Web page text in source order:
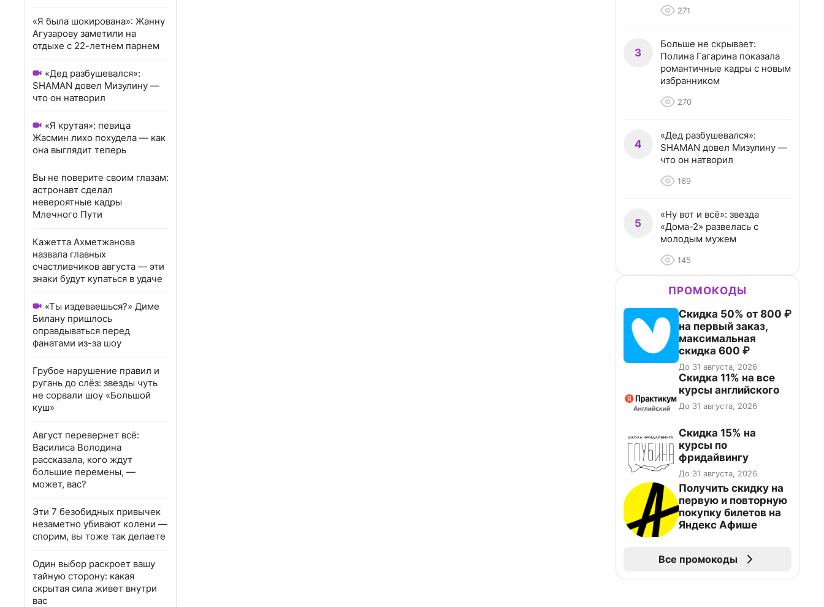
«Я была шокирована»: Жанну
Агузарову заметили на
отдыхе с 22-летнем парнем
«Дед разбушевался»:
SHAMAN довел Мизулину —
что он натворил
«Я крутая»: певица
Жасмин лихо похудела — как
она выглядит теперь
Вы не поверите своим глазам:
астронавт сделал
невероятные кадры
Млечного Пути
Кажетта Ахметжанова
назвала главных
счастливчиков августа — эти
знаки будут купаться в удаче
«Ты издеваешься?» Диме
Билану пришлось
оправдываться перед
фанатами из-за шоу
Грубое нарушение правил и
ругань до слёз: звезды чуть
не сорвали шоу «Большой
куш»
Август перевернет всё:
Василиса Володина
рассказала, кого ждут
большие перемены, —
может, вас?
Эти 7 безобидных привычек
незаметно убивают колени —
спорим, вы тоже так делаете
Один выбор раскроет вашу
тайную сторону: какая
скрытая сила живет внутри
вас
271
3
Больше не скрывает:
Полина Гагарина показала
романтичные кадры с новым
избранником
270
4
«Дед разбушевался»:
SHAMAN довел Мизулину —
что он натворил
169
5
«Ну вот и всё»: звезда
«Дома-2» развелась с
молодым мужем
145
ПРОМОКОДЫ
Скидка 50% от 800 ₽
на первый заказ,
максимальная
скидка 600 ₽
До 31 августа, 2026
Скидка 11% на все
курсы английского
До 31 августа, 2026
Скидка 15% на
курсы по
фридайвингу
До 31 августа, 2026
Получить скидку на
первую и повторную
покупку билетов на
Яндекс Афише
Все промокоды